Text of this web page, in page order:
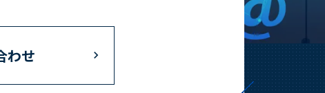
わせ